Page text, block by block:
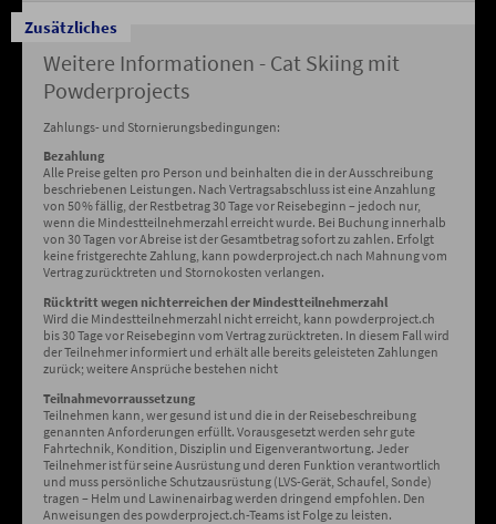
Zusätzliches
Weitere Informationen - Cat Skiing mit
Powderprojects
Zahlungs- und Stornierungsbedingungen:
Bezahlung
Alle Preise gelten pro Person und beinhalten die in der Ausschreibung
beschriebenen Leistungen. Nach Vertragsabschluss ist eine Anzahlung
von 50 % fällig, der Restbetrag 30 Tage vor Reisebeginn – jedoch nur,
wenn die Mindestteilnehmerzahl erreicht wurde. Bei Buchung innerhalb
von 30 Tagen vor Abreise ist der Gesamtbetrag sofort zu zahlen. Erfolgt
keine fristgerechte Zahlung, kann powderproject.ch nach Mahnung vom
Vertrag zurücktreten und Stornokosten verlangen.
Rücktritt wegen nichterreichen der Mindestteilnehmerzahl
Wird die Mindestteilnehmerzahl nicht erreicht, kann powderproject.ch
bis 30 Tage vor Reisebeginn vom Vertrag zurücktreten. In diesem Fall wird
der Teilnehmer informiert und erhält alle bereits geleisteten Zahlungen
zurück; weitere Ansprüche bestehen nicht
Teilnahmevorraussetzung
Teilnehmen kann, wer gesund ist und die in der Reisebeschreibung
genannten Anforderungen erfüllt. Vorausgesetzt werden sehr gute
Fahrtechnik, Kondition, Disziplin und Eigenverantwortung. Jeder
Teilnehmer ist für seine Ausrüstung und deren Funktion verantwortlich
und muss persönliche Schutzausrüstung (LVS-Gerät, Schaufel, Sonde)
tragen – Helm und Lawinenairbag werden dringend empfohlen. Den
Anweisungen des powderproject.ch-Teams ist Folge zu leisten.